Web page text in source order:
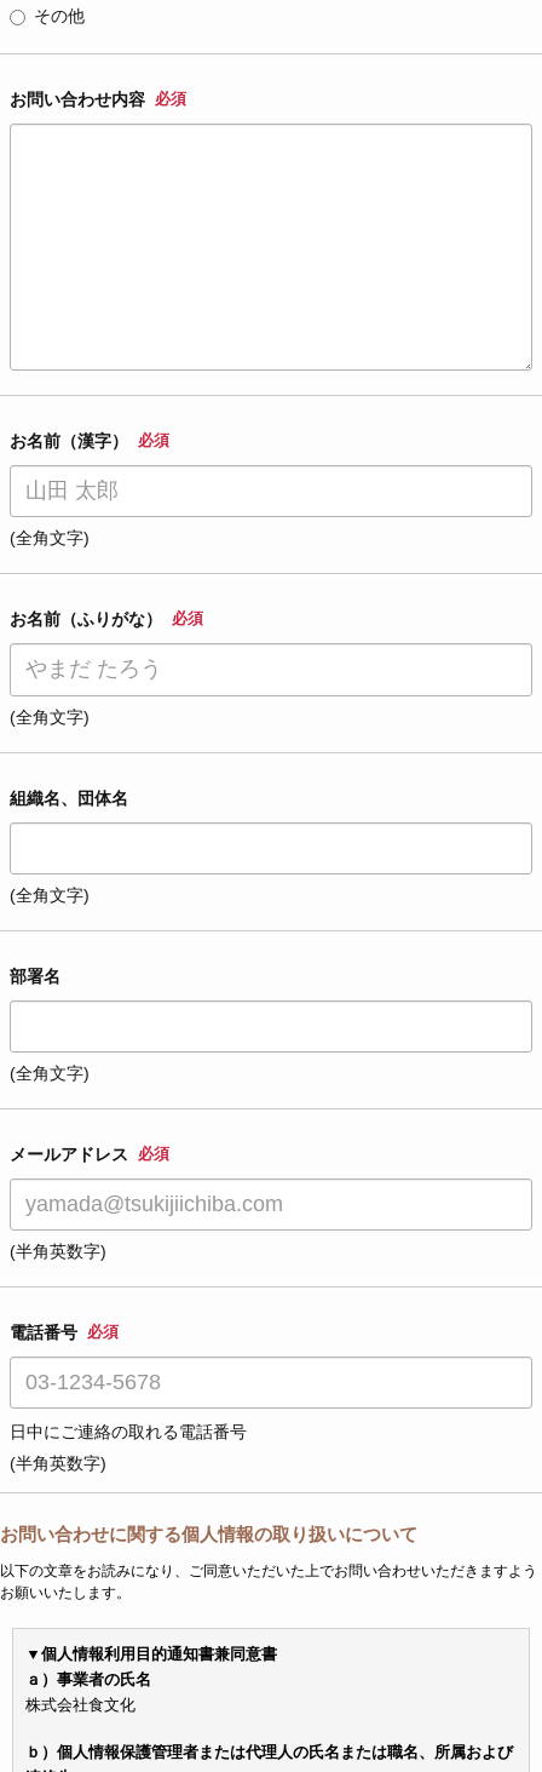
その他
お問い合わせ内容 必須
お名前（漢字） 必須
(全角文字)
お名前（ふりがな） 必須
(全角文字)
組織名、団体名
(全角文字)
部署名
(全角文字)
メールアドレス 必須
(半角英数字)
電話番号 必須
日中にご連絡の取れる電話番号
(半角英数字)
お問い合わせに関する個人情報の取り扱いについて
以下の文章をお読みになり、ご同意いただいた上でお問い合わせいただきますよう
お願いいたします。
▼個人情報利用目的通知書兼同意書
ａ）事業者の氏名
株式会社食文化
ｂ）個人情報保護管理者または代理人の氏名または職名、所属および